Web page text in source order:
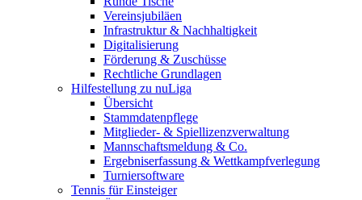
Vereinsjubiläen
Infrastruktur & Nachhaltigkeit
Digitalisierung
Förderung & Zuschüsse
Rechtliche Grundlagen
Hilfestellung zu nuLiga
Übersicht
Stammdatenpflege
Mitglieder- & Spiellizenzverwaltung
Mannschaftsmeldung & Co.
Ergebniserfassung & Wettkampfverlegung
Turniersoftware
Tennis für Einsteiger